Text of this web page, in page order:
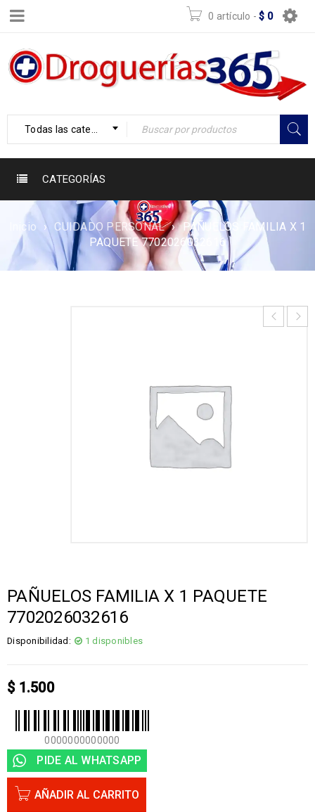
0 artículo - $ 0
Todas las categorías
CATEGORÍAS
Inicio › CUIDADO PERSONAL › PAÑUELOS FAMILIA X 1
PAQUETE 7702026032616
PAÑUELOS FAMILIA X 1 PAQUETE
7702026032616
Disponibilidad: 1 disponibles
$1.500
0000000000000
PIDE AL WHATSAPP
AÑADIR AL CARRITO